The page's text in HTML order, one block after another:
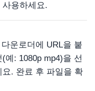
용하세요.
다운로더에 URL을 붙
예: 1080p mp4)을 선
. 완료 후 파일을 확